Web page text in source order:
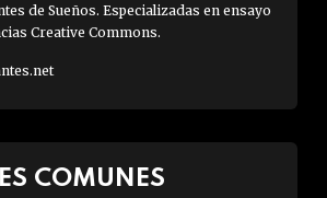
de Sueños. Especializadas en ensayo
Creative Commons.
COMUNES